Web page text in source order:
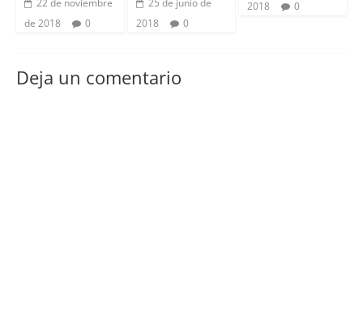
22 de noviembre
de 2018
0
25 de junio de
2018
0
2018
0
Deja un comentario